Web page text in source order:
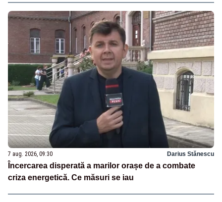
7 aug. 2026, 09:30 Darius Stănescu
Încercarea disperată a marilor orașe de a combate
criza energetică. Ce măsuri se iau